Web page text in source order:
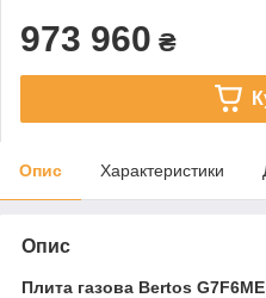
973 960 ₴
Опис Характеристики
Опис
Плита газова Bertos